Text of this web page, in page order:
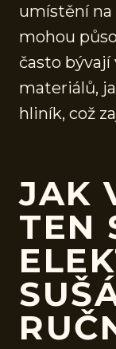
umístění na
mohou
často
materiálů,
hliník, což
JAK
TEN